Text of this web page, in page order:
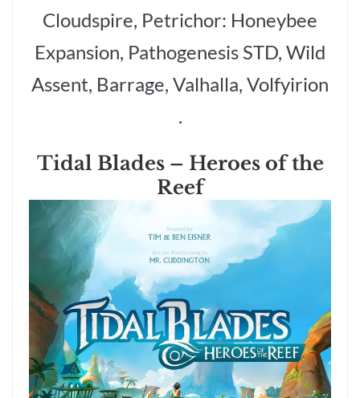
Cloudspire, Petrichor: Honeybee
Expansion, Pathogenesis STD, Wild
Assent, Barrage, Valhalla, Volfyirion
.
Tidal Blades – Heroes of the
Reef